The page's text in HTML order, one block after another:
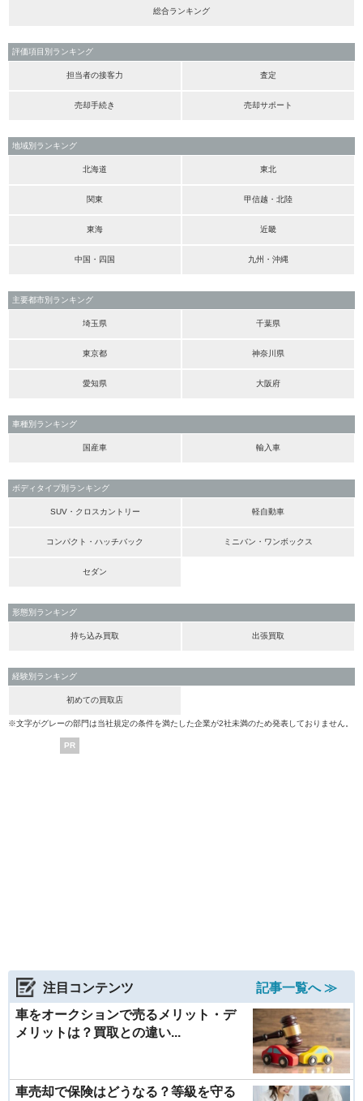
総合ランキング
評価項目別ランキング
担当者の接客力 査定
売却手続き 売却サポート
地域別ランキング
北海道 東北
関東 甲信越・北陸
東海 近畿
中国・四国 九州・沖縄
主要都市別ランキング
埼玉県 千葉県
東京都 神奈川県
愛知県 大阪府
車種別ランキング
国産車 輸入車
ボディタイプ別ランキング
SUV・クロスカントリー 軽自動車
コンパクト・ハッチバック ミニバン・ワンボックス
セダン
形態別ランキング
持ち込み買取 出張買取
経験別ランキング
初めての買取店
※文字がグレーの部門は当社規定の条件を満たした企業が2社未満のため発表しておりません。
PR
注目コンテンツ
記事一覧へ ≫
車をオークションで売るメリット・デ
メリットは？買取との違い...
車売却で保険はどうなる？等級を守る